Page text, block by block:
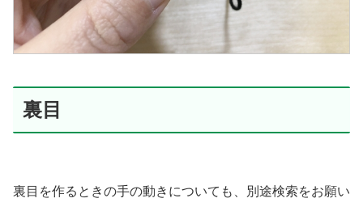
裏目
裏目を作るときの手の動きについても、別途検索をお願い